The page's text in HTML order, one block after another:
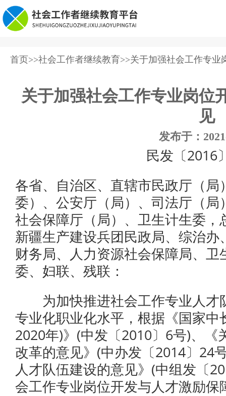
首页>>社会工作者继续教育>>关于加强社会工作专业
关于加强社会工作专业岗位
见
发布于：
民发〔2016
各省、自治区、直辖市民政厅（
委）、公安厅（局）、司法厅（
社会保障厅（局）、卫生计生委
新疆生产建设兵团民政局、综治
财务局、人力资源社会保障局、
委、妇联、残联：
为加快推进社会工作专业人才
专业化职业化水平，根据《国家
2020年)》(中发〔2010〕6号)、
改革的意见》(中办发〔2014〕24
人才队伍建设的意见》(中组发〔
会工作专业岗位开发与人才激励保